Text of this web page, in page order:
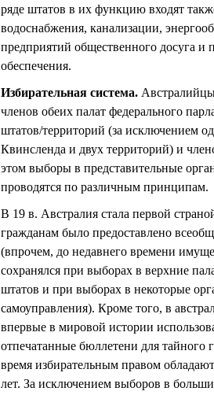
ряде штатов в их функцию входят
водоснабжения, канализации,
предприятий общественного досуга и
обеспечения.
Избирательная система.
членов обеих палат федерального
штатов/территорий (за исключением
Квинсленда и двух территорий) и
этом выборы в представительные
проводятся по различным принципам.
В 19 в. Австралия стала первой
гражданам было предоставлено
(впрочем, до недавнего времени
сохранялся при выборах в верхние
штатов и при выборах в некоторые
самоуправления). Кроме того, в
впервые в мировой истории
отпечатанные бюллетени для тайного
время избирательным правом
лет. За исключением выборов в